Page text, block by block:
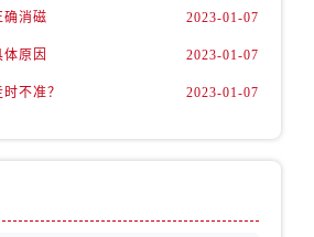
确消磁 2023-01-07
原因 2023-01-07
不准？ 2023-01-07